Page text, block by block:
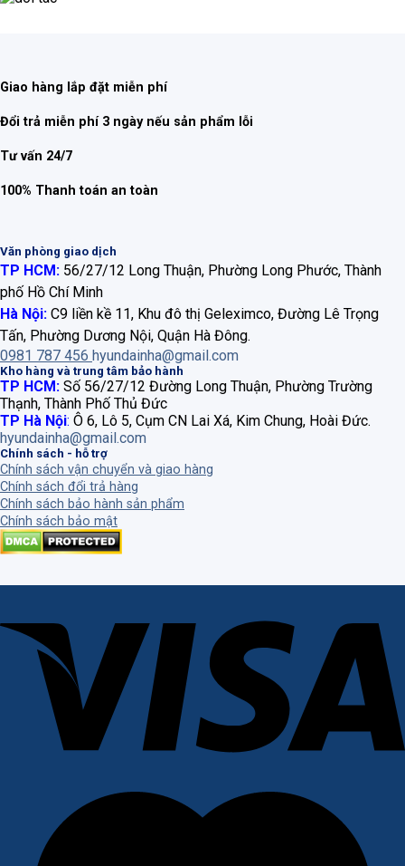
Giao hàng lắp đặt miễn phí
Đổi trả miễn phí 3 ngày nếu sản phẩm lỗi
Tư vấn 24/7
100% Thanh toán an toàn
Văn phòng giao dịch
TP HCM: 56/27/12 Long Thuận, Phường Long Phước, Thành
phố Hồ Chí Minh
Hà Nội: C9 liền kề 11, Khu đô thị Geleximco, Đường Lê Trọng
Tấn, Phường Dương Nội, Quận Hà Đông.
0981 787 456 hyundainha@gmail.com
Kho hàng và trung tâm bảo hành
TP HCM: Số 56/27/12 Đường Long Thuận, Phường Trường
Thạnh, Thành Phố Thủ Đức
TP Hà Nội: Ô 6, Lô 5, Cụm CN Lai Xá, Kim Chung, Hoài Đức.
hyundainha@gmail.com
Chính sách - hỗ trợ
Chính sách vận chuyển và giao hàng
Chính sách đổi trả hàng
Chính sách bảo hành sản phẩm
Chính sách bảo mật